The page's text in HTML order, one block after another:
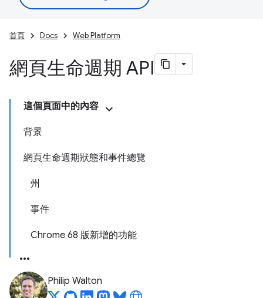
首頁 Docs Web Platform
網頁生命週期 API
這個頁面中的內容
背景
網頁生命週期狀態和事件總覽
州
事件
Chrome 68 版新增的功能
Philip Walton